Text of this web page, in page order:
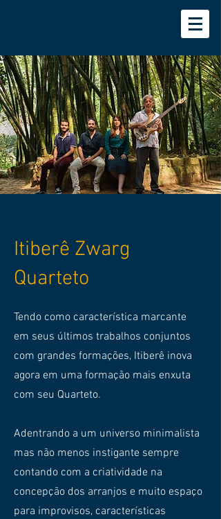
Itiberê Zwarg
Quarteto
Tendo como característica marcante
em seus últimos trabalhos conjuntos
com grandes formações, Itiberê inova
agora em uma formação mais enxuta
com seu Quarteto.
Adentrando a um universo minimalista
mas não menos instigante sempre
contando com a criatividade na
concepção dos arranjos e muito espaço
para improvisos, características